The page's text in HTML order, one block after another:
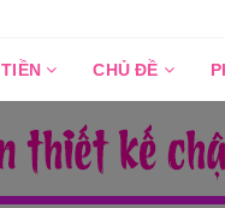
CHỦ ĐỀ